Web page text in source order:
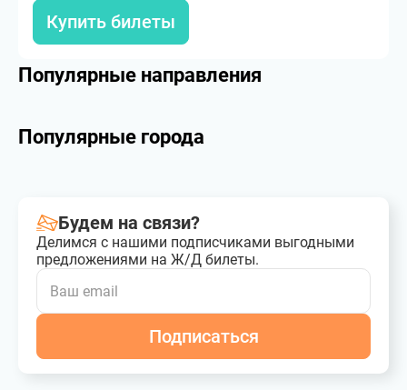
Купить билеты
Популярные направления
Популярные города
Будем на связи?
Делимся с нашими подписчиками выгодными
предложениями на Ж/Д билеты.
Подписаться